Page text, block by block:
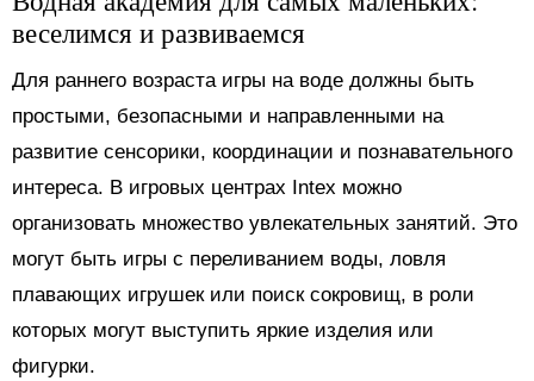
веселимся и развиваемся
Для раннего возраста игры на воде должны быть
простыми, безопасными и направленными на
развитие сенсорики, координации и познавательного
интереса. В игровых центрах Intex можно
организовать множество увлекательных занятий. Это
могут быть игры с переливанием воды, ловля
плавающих игрушек или поиск сокровищ, в роли
которых могут выступить яркие изделия или
фигурки.